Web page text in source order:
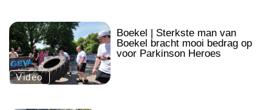
.
Video
Boekel | Sterkste man van
Boekel bracht mooi bedrag op
voor Parkinson Heroes